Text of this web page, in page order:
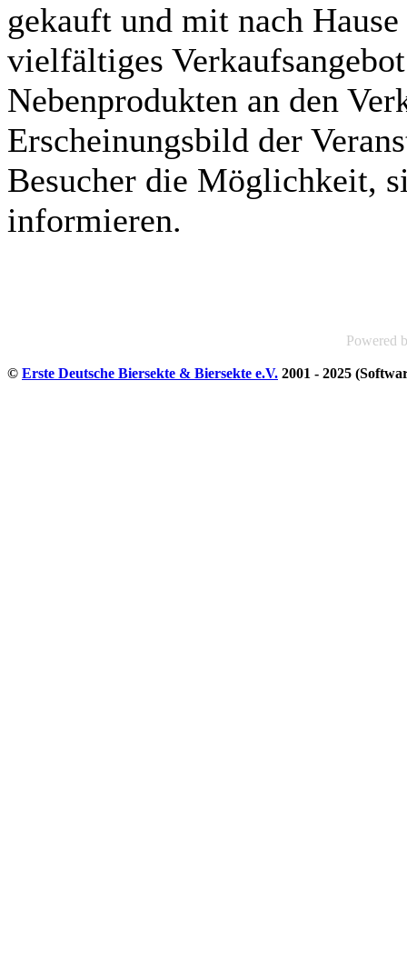
gekauft und mit nach
vielfältiges
Nebenprodukten an den
Erscheinungsbild der
Besucher die Möglichkeit,
informieren.
Powered
© Erste Deutsche Biersekte & Biersekte e.V. 2001 - 2025